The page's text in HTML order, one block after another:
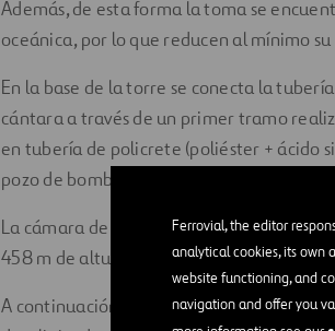
Ferrovial, the editor
analytical cookies, its own
website functioning, and
navigation and offer you
Además, de esta forma la toma se
oceánica, por lo que reducen al mínimo
En la base de la torre se conecta la
cántara a través de un primer tramo
en tubería de policrete (poliéster + ácido
pozo de bombeo de agua de mar.
La cámara de captación está equipada
458 m de altura manométrica total, y con
A continuación, el agua de mar